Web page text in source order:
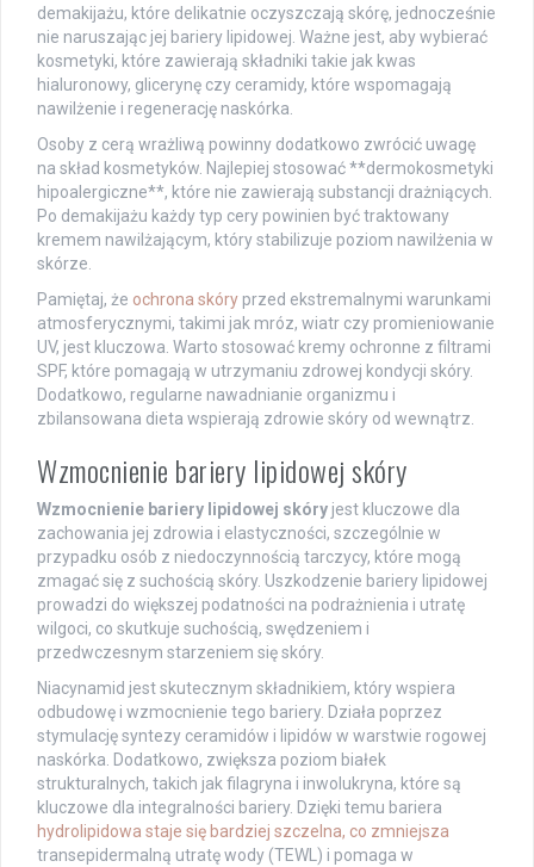
demakijażu, które delikatnie oczyszczają skórę, jednocześnie
nie naruszając jej bariery lipidowej. Ważne jest, aby wybierać
kosmetyki, które zawierają składniki takie jak kwas
hialuronowy, glicerynę czy ceramidy, które wspomagają
nawilżenie i regenerację naskórka.
Osoby z cerą wrażliwą powinny dodatkowo zwrócić uwagę
na skład kosmetyków. Najlepiej stosować **dermokosmetyki
hipoalergiczne**, które nie zawierają substancji drażniących.
Po demakijażu każdy typ cery powinien być traktowany
kremem nawilżającym, który stabilizuje poziom nawilżenia w
skórze.
Pamiętaj, że ochrona skóry przed ekstremalnymi warunkami
atmosferycznymi, takimi jak mróz, wiatr czy promieniowanie
UV, jest kluczowa. Warto stosować kremy ochronne z filtrami
SPF, które pomagają w utrzymaniu zdrowej kondycji skóry.
Dodatkowo, regularne nawadnianie organizmu i
zbilansowana dieta wspierają zdrowie skóry od wewnątrz.
Wzmocnienie bariery lipidowej skóry
Wzmocnienie bariery lipidowej skóry jest kluczowe dla
zachowania jej zdrowia i elastyczności, szczególnie w
przypadku osób z niedoczynnością tarczycy, które mogą
zmagać się z suchością skóry. Uszkodzenie bariery lipidowej
prowadzi do większej podatności na podrażnienia i utratę
wilgoci, co skutkuje suchością, swędzeniem i
przedwczesnym starzeniem się skóry.
Niacynamid jest skutecznym składnikiem, który wspiera
odbudowę i wzmocnienie tego bariery. Działa poprzez
stymulację syntezy ceramidów i lipidów w warstwie rogowej
naskórka. Dodatkowo, zwiększa poziom białek
strukturalnych, takich jak filagryna i inwolukryna, które są
kluczowe dla integralności bariery. Dzięki temu bariera
hydrolipidowa staje się bardziej szczelna, co zmniejsza
transepidermalną utratę wody (TEWL) i pomaga w